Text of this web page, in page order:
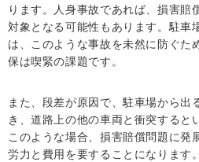
ります。人身事故であれば、損害賠
対象となる可能性もあります。駐車
は、このような事故を未然に防ぐた
保は喫緊の課題です。
また、段差が原因で、駐車場から出
き、道路上の他の車両と衝突すると
このような場合、損害賠償問題に発
労力と費用を要することになります。